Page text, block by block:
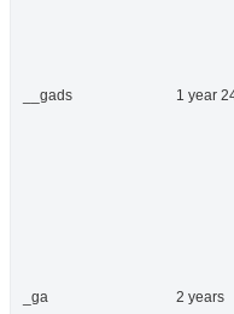
__gads 1 year
_ga 2 years